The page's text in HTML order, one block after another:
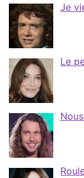
Je
Le